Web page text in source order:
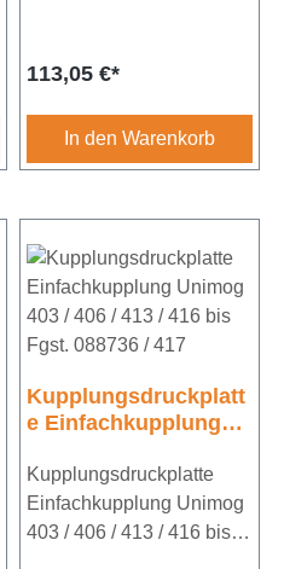
20,64mm
Regulärer Preis:
113,05 €*
In den Warenkorb
Kupplungsdruckplatt
e Einfachkupplung
413 / 416 bis Fgst.
088736 / 417
Kupplungsdruckplatte
Einfachkupplung Unimog
403 / 406 / 413 / 416 bis